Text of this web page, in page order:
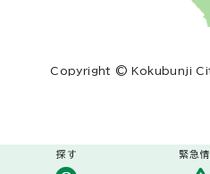
探す 緊急
Copyright © Kokubunji